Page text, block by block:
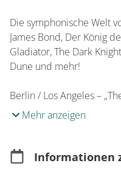
Die symphonische Welt
James Bond, Der König
Gladiator, The Dark
Dune und mehr!
Berlin / Los Angeles –
Mehr anzeigen
Informationen